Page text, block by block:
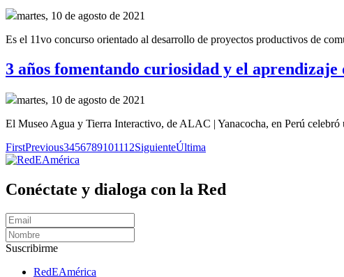
martes, 10 de agosto de 2021
Es el 11vo concurso orientado al desarrollo de proyectos productivos de
3 años fomentando curiosidad y el
martes, 10 de agosto de 2021
El Museo Agua y Tierra Interactivo, de ALAC | Yanacocha, en Perú celebró
FirstPrevious3456789101112SiguienteÚltima
Conéctate y dialoga con la Red
Suscribirme
RedEAmérica